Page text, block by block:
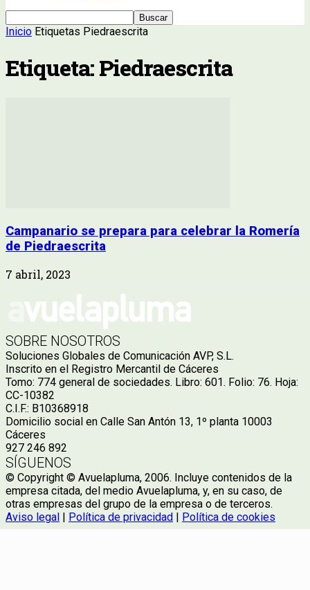
Inicio Etiquetas Piedraescrita
Etiqueta: Piedraescrita
Campanario se prepara para celebrar la Romería
de Piedraescrita
7 abril, 2023
SOBRE NOSOTROS
Soluciones Globales de Comunicación AVP, S.L.
Inscrito en el Registro Mercantil de Cáceres
Tomo: 774 general de sociedades. Libro: 601. Folio: 76. Hoja:
CC-10382
C.I.F.: B10368918
Domicilio social en Calle San Antón 13, 1º planta 10003
Cáceres
927 246 892
SÍGUENOS
© Copyright © Avuelapluma, 2006. Incluye contenidos de la
empresa citada, del medio Avuelapluma, y, en su caso, de
otras empresas del grupo de la empresa o de terceros.
Aviso legal | Política de privacidad | Política de cookies